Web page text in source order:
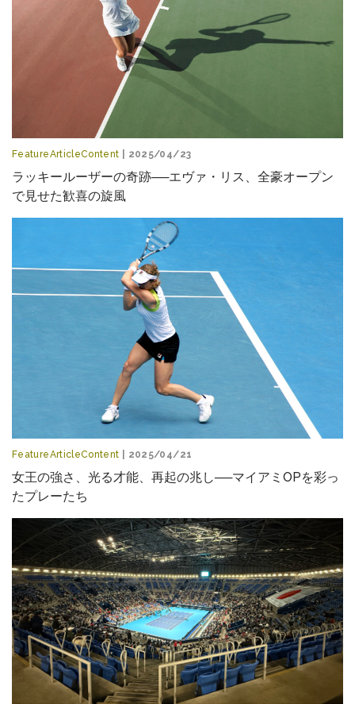
FeatureArticleContent | 2025/04/23
ラッキールーザーの奇跡──エヴァ・リス、全豪オープン
で見せた歓喜の旋風
FeatureArticleContent | 2025/04/21
女王の強さ、光る才能、再起の兆し──マイアミOPを彩っ
たプレーたち